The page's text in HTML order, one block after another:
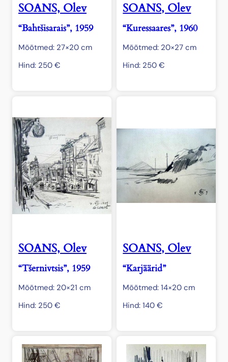
SOANS, Olev
“Bahtšisarais”, 1959
Mõõtmed: 27×20 cm
Hind: 250 €
SOANS, Olev
“Kuressaares”, 1960
Mõõtmed: 20×27 cm
Hind: 250€
SOANS, Olev
“Tšernivtsis”, 1959
Mõõtmed: 20×21 cm
Hind: 250 €
SOANS, Olev
“Karjäärid”
Mõõtmed: 14×20 cm
Hind:140€